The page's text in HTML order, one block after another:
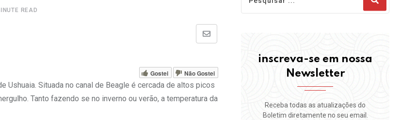
READ
Share
Email
Gostei Não Gostei
Ushuaia. Situada no canal de Beagle é cercada de altos picos
Tanto fazendo se no inverno ou verão, a temperatura da
inscreva-se em nossa
Newsletter
Receba todas as atualizações do
Boletim diretamente no seu email.